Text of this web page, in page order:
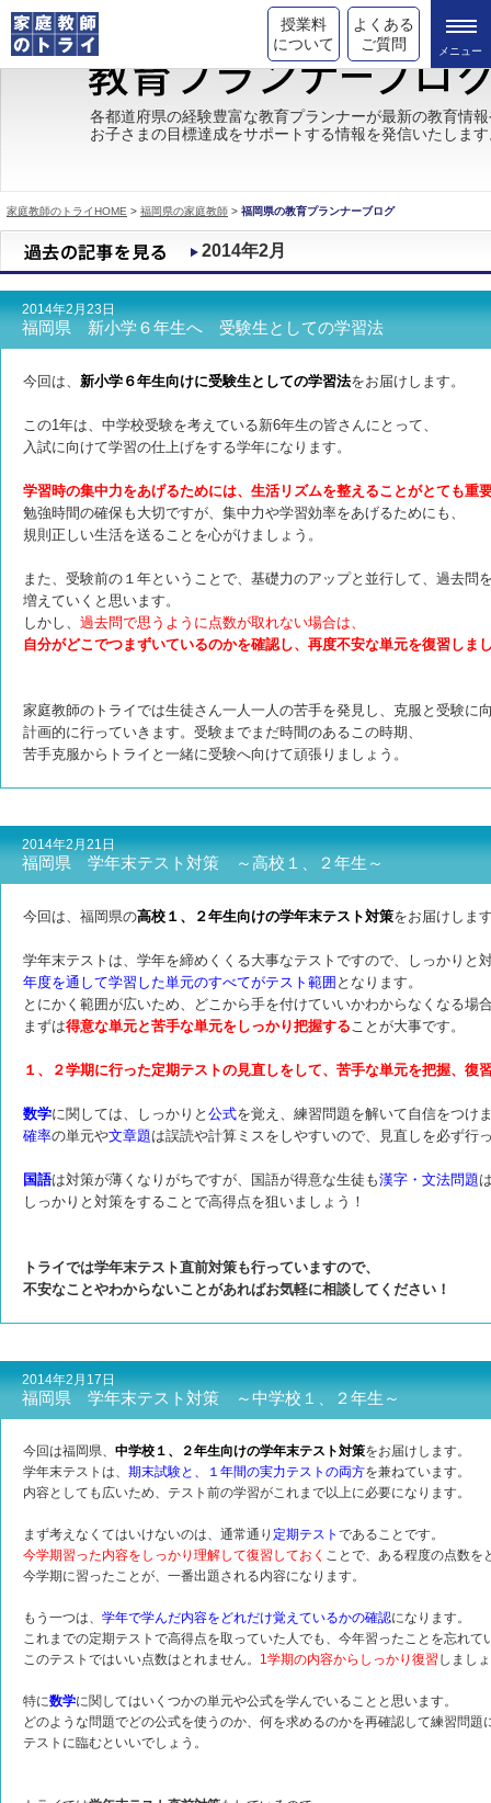
授業料
について
よくある
ご質問
トライの教育理念
成績が上がる理由
都道府県別情報
合格体験談
キャンペーン情報
各都道府県の経験豊富な教育プランナーが最新の教育情
お子さまの目標達成をサポートする情報を発信いたしま
家庭教師のトライHOME > 福岡県の家庭教師 > 福岡県の教育プランナーブログ
2014年2月
2014年2月23日
福岡県 新小学６年生へ 受験生としての学習法
今回は、 新小学６年生向けに受験生としての学習法をお届けします。
この1年は、中学校受験を考えている新6年生の皆さんにとって、
入試に向けて学習の仕上げをする学年になります。
学習時の集中力をあげるためには、生活リズムを整えることがとても重
勉強時間の確保も大切ですが、集中力や学習効率をあげるためにも、
規則正しい生活を送ることを心がけましょう。
また、受験前の１年ということで、基礎力のアップと並行して、過去問
増えていくと思います。
しかし、 過去問で思うように点数が取れない場合は、
自分がどこでつまずいているのかを確認し、再度不安な単元を復習しま
家庭教師のトライでは生徒さん一人一人の苦手を発見し、克服と受験に
計画的に行っていきます。受験までまだ時間のあるこの時期、
苦手克服からトライと一緒に受験へ向けて頑張りましょう。
2014年2月21日
福岡県 学年末テスト対策 ～高校１、２年生～
今回は、福岡県の高校１、２年生向けの学年末テスト対策をお届けしま
学年末テストは、学年を締めくくる大事なテストですので、しっかりと
年度を通して学習した単元のすべてがテスト範囲 となります。
とにかく範囲が広いため、どこから手を付けていいかわからなくなる場
まずは得意な単元と苦手な単元をしっかり把握することが大事です。
１、２学期に行った定期テストの見直しをして、苦手な単元を把握、復
数学に関しては、しっかりと 公式を覚え、練習問題を解いて自信をつけ
確率の単元や文章題は誤読や計算ミスをしやすいので、見直しを必ず行
国語は対策が薄くなりがちですが、国語が得意な生徒も漢字・文法問題
しっかりと対策をすることで高得点を狙いましょう！
トライでは学年末テスト直前対策も行っていますので、
不安なことやわからないことがあればお気軽に相談してください！
2014年2月17日
福岡県 学年末テスト対策 ～中学校１、２年生～
今回は福岡県、 中学校１、２年生向けの学年末テスト対策をお届けします。
学年末テストは、 期末試験と、１年間の実力テストの両方を兼ねています。
内容としても広いため、テスト前の学習がこれまで以上に必要になります。
まず考えなくてはいけないのは、通常通り 定期テスト であることです。
今学期習った内容をしっかり理解して復習しておく ことで、ある程度の点数を
今学期に習ったことが、一番出題される内容になります。
もう一つは、 学年で学んだ内容をどれだけ覚えているかの確認になります。
これまでの定期テストで高得点を取っていた人でも、今年習ったことを忘れて
このテストではいい点数はとれません。 1学期の内容からしっかり復習 しまし
特に数学に関してはいくつかの単元や公式を学んでいることと思います。
どのような問題でどの公式を使うのか、何を求めるのかを再確認して練習問題
テストに臨むといいでしょう。